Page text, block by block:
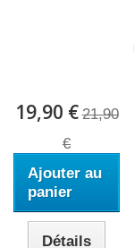
19,90 € 21,90
€
Ajouter au
panier
Détails